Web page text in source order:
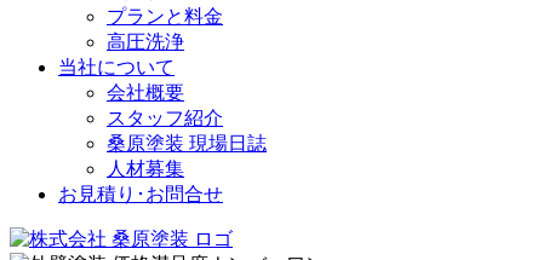
プランと料金
高圧洗浄
当社について
会社概要
スタッフ紹介
桑原塗装 現場日誌
人材募集
お見積り･お問合せ